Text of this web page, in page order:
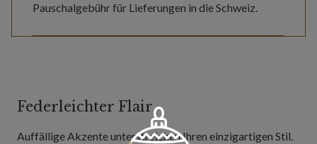
Pauschalgebühr für Lieferungen in die Schweiz.
Federleichter Flair
Auffällige Akzente unterstreichen Ihren einzigartigen Stil.